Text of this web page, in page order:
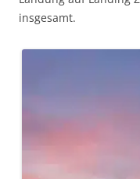
insgesamt.